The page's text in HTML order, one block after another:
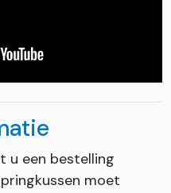
u een bestelling
moet